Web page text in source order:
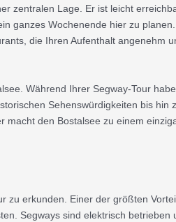
zentralen Lage. Er ist leicht
ganzes Wochenende hier zu
die Ihren Aufenthalt angenehm
Während Ihrer Segway-Tour
Sehenswürdigkeiten bis hin
macht den Bostalsee zu einem
zu erkunden. Einer der größten
Segways sind elektrisch betrieben